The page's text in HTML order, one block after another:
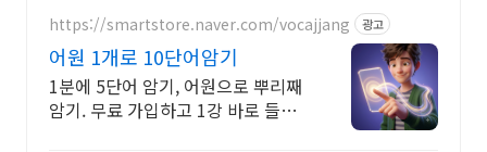
https://smartstore.naver.com/vocajjang 광고
어원 1개로 10단어암기
1분에 5단어 암기, 어원으로 뿌리째
암기. 무료 가입하고 1강 바로 들어